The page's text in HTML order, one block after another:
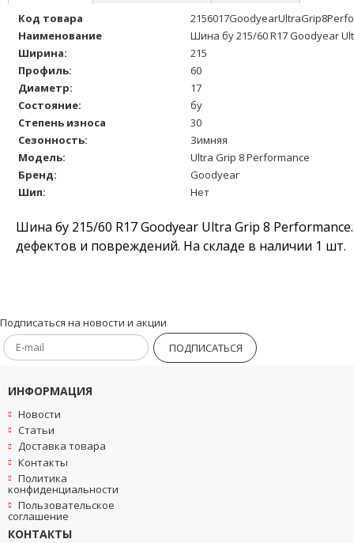
Код товара
Наименование
Шина бу 215/60 R17 Goodyear
Ширина:
215
Профиль:
60
Диаметр:
17
Состояние:
бу
Степень износа
30
Сезонность:
Зимняя
Модель:
Ultra Grip 8 Performance
Бренд:
Goodyear
Шип:
Нет
Шина бу 215/60 R17 Goodyear Ultra Grip 8
дефектов и повреждений. На складе в наличии 1 шт.
Подписаться на новости и акции
ПОДПИСАТЬСЯ
ИНФОРМАЦИЯ
Новости
Статьи
Доставка товара
Контакты
Политика
конфиденциальности
Пользовательское
соглашение
КОНТАКТЫ